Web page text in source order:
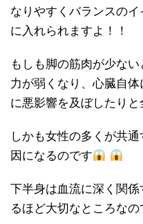
なりやすく バランスの
に入れられますよ！！
もしも脚の筋肉が少な
力が弱くなり、心臓自体
に悪影響を及ぼしたりと
しかも女性の多くが共
因になるのです
下半身は血流に深く関係
るほど大切なところなの